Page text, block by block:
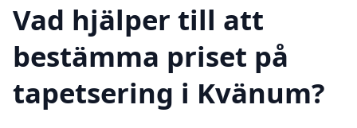
Vad hjälper till att
bestämma priset på
tapetsering i Kvänum?